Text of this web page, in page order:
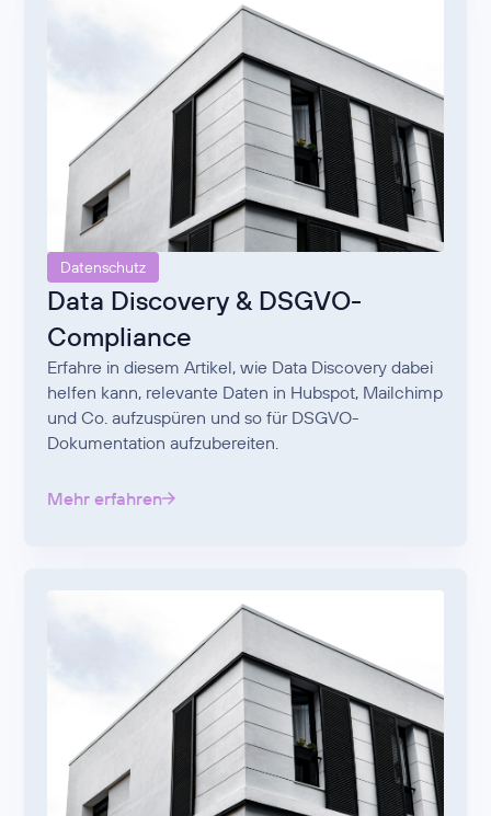
Datenschutz
Data Discovery & DSGVO-
Compliance
Erfahre in diesem Artikel, wie Data Discovery dabei
helfen kann, relevante Daten in Hubspot, Mailchimp
und Co. aufzuspüren und so für DSGVO-
Dokumentation aufzubereiten.
Mehr erfahren